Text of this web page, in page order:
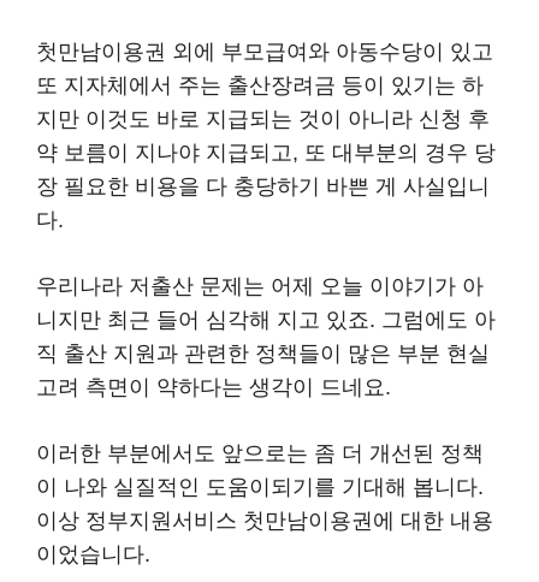
첫만남이용권 외에 부모급여와 아동수당이 있고
또 지자체에서 주는 출산장려금 등이 있기는 하
지만 이것도 바로 지급되는 것이 아니라 신청 후
약 보름이 지나야 지급되고, 또 대부분의 경우 당
장 필요한 비용을 다 충당하기 바쁜 게 사실입니
다.
우리나라 저출산 문제는 어제 오늘 이야기가 아
니지만 최근 들어 심각해 지고 있죠. 그럼에도 아
직 출산 지원과 관련한 정책들이 많은 부분 현실
고려 측면이 약하다는 생각이 드네요.
이러한 부분에서도 앞으로는 좀 더 개선된 정책
이 나와 실질적인 도움이되기를 기대해 봅니다.
이상 정부지원서비스 첫만남이용권에 대한 내용
이었습니다.